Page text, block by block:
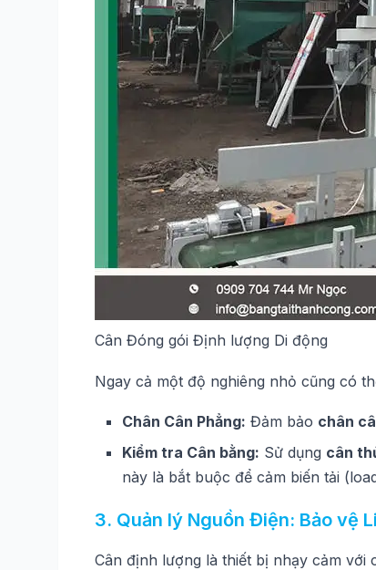
Cân Đóng gói Định lượng Di động
Ngay cả một độ nghiêng nhỏ cũng có
Chân Cân Phẳng: Đảm bảo chân
Kiểm tra Cân bằng: Sử dụng cân
này là bắt buộc để cảm biến tải
3. Quản lý Nguồn Điện: Bảo vệ
Cân định lượng là thiết bị nhạy cảm với